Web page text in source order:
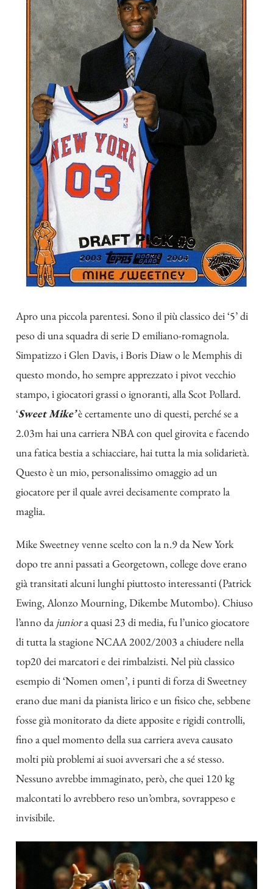
Apro una piccola parentesi. Sono il più classico dei ‘5’ di
peso di una squadra di serie D emiliano-romagnola.
Simpatizzo i Glen Davis, i Boris Diaw o le Memphis di
questo mondo, ho sempre apprezzato i pivot vecchio
stampo, i giocatori grassi o ignoranti, alla Scot Pollard.
‘Sweet Mike’è certamente uno di questi, perché se a
2.03m hai una carriera NBA con quel girovita e facendo
una fatica bestia a schiacciare, hai tutta la mia solidarietà.
Questo è un mio, personalissimo omaggio ad un
giocatore per il quale avrei decisamente comprato la
maglia.
Mike Sweetney venne scelto con la n.9 da New York
dopo tre anni passati a Georgetown, college dove erano
già transitati alcuni lunghi piuttosto interessanti (Patrick
Ewing, Alonzo Mourning, Dikembe Mutombo). Chiuso
l’anno da juniora quasi 23 di media, fu l’unico giocatore
di tutta la stagione NCAA 2002/2003 a chiudere nella
top20 dei marcatori e dei rimbalzisti. Nel più classico
esempio di ‘Nomen omen’, i punti di forza di Sweetney
erano due mani da pianista lirico e un fisico che, sebbene
fosse già monitorato da diete apposite e rigidi controlli,
fino a quel momento della sua carriera aveva causato
molti più problemi ai suoi avversari che a sé stesso.
Nessuno avrebbe immaginato, però, che quei 120 kg
malcontati lo avrebbero reso un’ombra, sovrappeso e
invisibile.